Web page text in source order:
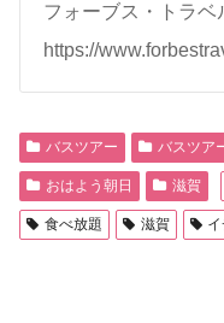
フォーブス・トラベ
https://
バスツアー バスツア
おはよう朝日 滋賀
食べ放題 滋賀